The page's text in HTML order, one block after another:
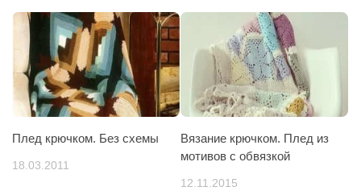
Плед крючком. Без схемы
18.03.2011
Вязание крючком. Плед из
мотивов с обвязкой
12.11.2015